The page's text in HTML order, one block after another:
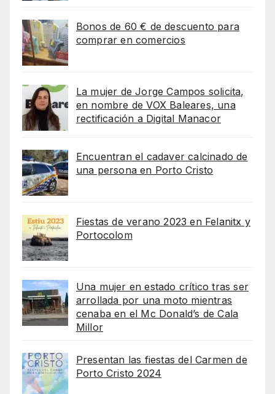
Bonos de 60 € de descuento para
comprar en comercios
La mujer de Jorge Campos solicita,
en nombre de VOX Baleares, una
rectificación a Digital Manacor
Encuentran el cadaver calcinado de
una persona en Porto Cristo
Fiestas de verano 2023 en Felanitx y
Portocolom
Una mujer en estado crítico tras ser
arrollada por una moto mientras
cenaba en el Mc Donald’s de Cala
Millor
Presentan las fiestas del Carmen de
Porto Cristo 2024